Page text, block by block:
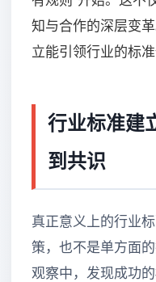
知与合作的深层变
立能引领行业的标准
行业标准
到共识
真正意义上的行业
策，也不是单方面
观察中，发现成功